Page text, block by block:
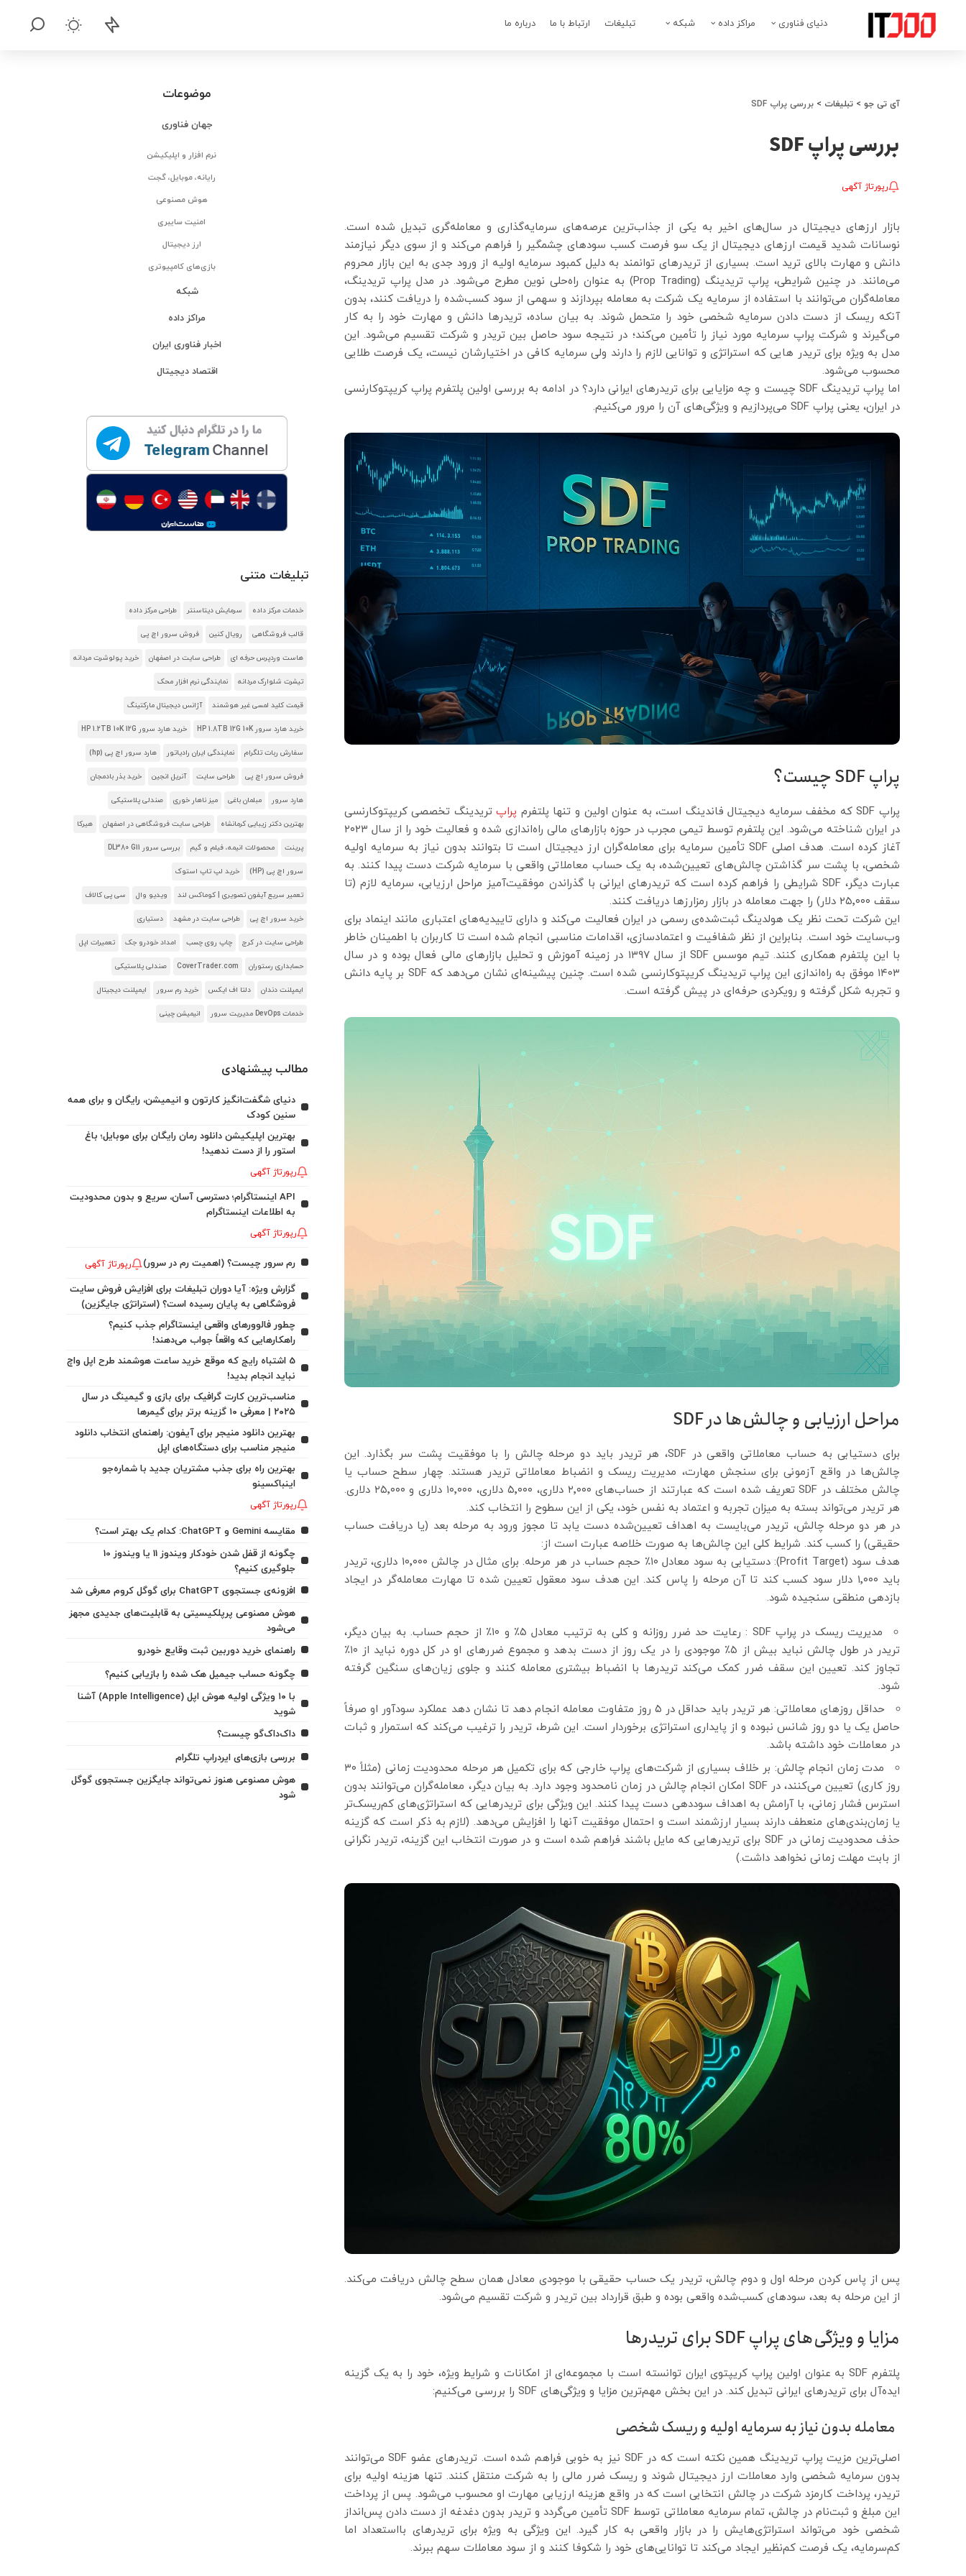
دنیای فناوری مراکز داده شبکه تبلیغات ارتباط با ما درباره ما
آی تی جو > تبلیغات > بررسی پراپ SDF
بررسی پراپ SDF
رپورتاژ آگهی
بازار ارزهای دیجیتال در سال‌های اخیر به یکی از جذاب‌ترین عرصه‌های سرمایه‌گذاری و معامله‌گری تبدیل شده است.
نوسانات شدید قیمت ارزهای دیجیتال از یک سو فرصت کسب سودهای چشمگیر را فراهم می‌کند و از سوی دیگر نیازمند
دانش و مهارت بالای ترید است. بسیاری از تریدرهای توانمند به دلیل کمبود سرمایه اولیه از ورود جدی به این بازار محروم
می‌مانند. در چنین شرایطی، پراپ تریدینگ (Prop Trading) به عنوان راه‌حلی نوین مطرح می‌شود. در مدل پراپ تریدینگ،
معامله‌گران می‌توانند با استفاده از سرمایه یک شرکت به معامله بپردازند و سهمی از سود کسب‌شده را دریافت کنند، بدون
آنکه ریسک از دست دادن سرمایه شخصی خود را متحمل شوند. به بیان ساده، تریدرها دانش و مهارت خود را به کار
می‌گیرند و شرکت پراپ سرمایه مورد نیاز را تأمین می‌کند؛ در نتیجه سود حاصل بین تریدر و شرکت تقسیم می‌شود. این
مدل به ویژه برای تریدر هایی که استراتژی و توانایی لازم را دارند ولی سرمایه کافی در اختیارشان نیست، یک فرصت طلایی
محسوب می‌شود.
اما پراپ تریدینگ SDF چیست و چه مزایایی برای تریدرهای ایرانی دارد؟ در ادامه به بررسی اولین پلتفرم پراپ کریپتوکارنسی
در ایران، یعنی پراپ SDF می‌پردازیم و ویژگی‌های آن را مرور می‌کنیم.
پراپ SDF چیست؟
پراپ SDF که مخفف سرمایه دیجیتال فاندینگ است، به عنوان اولین و تنها پلتفرم پراپتریدینگ تخصصی کریپتوکارنسی
در ایران شناخته می‌شود. این پلتفرم توسط تیمی مجرب در حوزه بازارهای مالی راه‌اندازی شده و فعالیت خود را از سال ۲۰۲۳
آغاز کرده است. هدف اصلی SDF تأمین سرمایه برای معامله‌گران ارز دیجیتال است تا بتوانند بدون نیاز به سرمایه اولیه
شخصی، با پشت سر گذاشتن چالش‌های تعیین‌شده، به یک حساب معاملاتی واقعی با سرمایه شرکت دست پیدا کنند. به
عبارت دیگر، SDF شرایطی را فراهم کرده است که تریدرهای ایرانی با گذراندن موفقیت‌آمیز مراحل ارزیابی، سرمایه لازم (تا
سقف ۲۵٬۰۰۰ دلار) را جهت معامله در بازار رمزارزها دریافت کنند.
این شرکت تحت نظر یک هولدینگ ثبت‌شده‌ی رسمی در ایران فعالیت می‌کند و دارای تاییدیه‌های اعتباری مانند اینماد برای
وب‌سایت خود است. بنابراین از نظر شفافیت و اعتمادسازی، اقدامات مناسبی انجام شده است تا کاربران با اطمینان خاطر
با این پلتفرم همکاری کنند. تیم موسس SDF از سال ۱۳۹۷ در زمینه آموزش و تحلیل بازارهای مالی فعال بوده و در سال
۱۴۰۳ موفق به راه‌اندازی این پراپ تریدینگ کریپتوکارنسی شده است. چنین پیشینه‌ای نشان می‌دهد که SDF بر پایه دانش
و تجربه شکل گرفته و رویکردی حرفه‌ای در پیش گرفته است.
مراحل ارزیابی و چالش‌ها در SDF
برای دستیابی به حساب معاملاتی واقعی در SDF، هر تریدر باید دو مرحله چالش را با موفقیت پشت سر بگذارد. این
چالش‌ها در واقع آزمونی برای سنجش مهارت، مدیریت ریسک و انضباط معاملاتی تریدر هستند. چهار سطح حساب یا
چالش مختلف در SDF تعریف شده است که عبارتند از حساب‌های ۲٬۰۰۰ دلاری، ۵٬۰۰۰ دلاری، ۱۰٬۰۰۰ دلاری و ۲۵٬۰۰۰ دلاری.
هر تریدر می‌تواند بسته به میزان تجربه و اعتماد به نفس خود، یکی از این سطوح را انتخاب کند.
در هر دو مرحله چالش، تریدر می‌بایست به اهداف تعیین‌شده دست یابد تا مجوز ورود به مرحله بعد (یا دریافت حساب
حقیقی) را کسب کند. شرایط کلی این چالش‌ها به صورت خلاصه عبارت است از:
هدف سود (Profit Target): دستیابی به سود معادل ۱۰٪ حجم حساب در هر مرحله. برای مثال در چالش ۱۰٬۰۰۰ دلاری، تریدر
باید ۱٬۰۰۰ دلار سود کسب کند تا آن مرحله را پاس کند. این هدف سود معقول تعیین شده تا مهارت معامله‌گر در ایجاد
بازدهی منطقی سنجیده شود.
مدیریت ریسک در پراپ SDF : رعایت حد ضرر روزانه و کلی به ترتیب معادل ۵٪ و ۱۰٪ از حجم حساب. به بیان دیگر،
تریدر در طول چالش نباید بیش از ۵٪ موجودی را در یک روز از دست بدهد و مجموع ضررهای او در کل دوره نباید از ۱۰٪
تجاوز کند. تعیین این سقف ضرر کمک می‌کند تریدرها با انضباط بیشتری معامله کنند و جلوی زیان‌های سنگین گرفته
شود.
حداقل روزهای معاملاتی: هر تریدر باید حداقل در ۵ روز متفاوت معامله انجام دهد تا نشان دهد عملکرد سودآور او صرفاً
حاصل یک یا دو روز شانس نبوده و از پایداری استراتژی برخوردار است. این شرط، تریدر را ترغیب می‌کند که استمرار و ثبات
در معاملات خود داشته باشد.
مدت زمان انجام چالش: بر خلاف بسیاری از شرکت‌های پراپ خارجی که برای تکمیل هر مرحله محدودیت زمانی (مثلاً ۳۰
روز کاری) تعیین می‌کنند، در SDF امکان انجام چالش در زمان نامحدود وجود دارد. به بیان دیگر، معامله‌گران می‌توانند بدون
استرس فشار زمانی، با آرامش به اهداف سوددهی دست پیدا کنند. این ویژگی برای تریدرهایی که استراتژی‌های کم‌ریسک‌تر
یا زمان‌بندی‌های منعطف دارند بسیار ارزشمند است و احتمال موفقیت آنها را افزایش می‌دهد. (لازم به ذکر است که گزینه
حذف محدودیت زمانی در SDF برای تریدرهایی که مایل باشند فراهم شده است و در صورت انتخاب این گزینه، تریدر نگرانی
از بابت مهلت زمانی نخواهد داشت.)
پس از پاس کردن مرحله اول و دوم چالش، تریدر یک حساب حقیقی با موجودی معادل همان سطح چالش دریافت می‌کند.
از این مرحله به بعد، سودهای کسب‌شده واقعی بوده و طبق قرارداد بین تریدر و شرکت تقسیم می‌شود.
مزایا و ویژگی‌های پراپ SDF برای تریدرها
پلتفرم SDF به عنوان اولین پراپ کریپتوی ایران توانسته است با مجموعه‌ای از امکانات و شرایط ویژه، خود را به یک گزینه
ایده‌آل برای تریدرهای ایرانی تبدیل کند. در این بخش مهم‌ترین مزایا و ویژگی‌های SDF را بررسی می‌کنیم:
معامله بدون نیاز به سرمایه اولیه و ریسک شخصی
اصلی‌ترین مزیت پراپ تریدینگ همین نکته است که در SDF نیز به خوبی فراهم شده است. تریدرهای عضو SDF می‌توانند
بدون سرمایه شخصی وارد معاملات ارز دیجیتال شوند و ریسک ضرر مالی را به شرکت منتقل کنند. تنها هزینه اولیه برای
تریدر، پرداخت کارمزد شرکت در چالش انتخابی است که در واقع هزینه ارزیابی مهارت او محسوب می‌شود. پس از پرداخت
این مبلغ و ثبت‌نام در چالش، تمام سرمایه معاملاتی توسط SDF تأمین می‌گردد و تریدر بدون دغدغه از دست دادن پس‌انداز
شخصی خود می‌تواند استراتژی‌هایش را در بازار واقعی به کار گیرد. این ویژگی به ویژه برای تریدرهای بااستعداد اما
کم‌سرمایه، یک فرصت کم‌نظیر ایجاد می‌کند تا توانایی‌های خود را شکوفا کنند و از سود معاملات سهم ببرند.
موضوعات
جهان فناوری
نرم افزار و اپلیکیشن
رایانه، موبایل، گجت
هوش مصنوعی
امنیت سایبری
ارز دیجیتال
بازی‌های کامپیوتری
شبکه
مراکز داده
اخبار فناوری ایران
اقتصاد دیجیتال
تبلیغات متنی
خدمات مرکز داده سرمایش دیتاسنتر طراحی مرکز داده
قالب فروشگاهی رویال کنین فروش سرور اچ پی
هاست وردپرس حرفه ای طراحی سایت در اصفهان خرید پولوشرت مردانه
تیشرت شلوارک مردانه نمایندگی نرم افزار محک
قیمت کلید لمسی غیر هوشمند آژانس دیجیتال مارکتینگ
خرید هارد سرور HP 1.8TB 12G 10K خرید هارد سرور HP 1.2TB 10K 12G
سفارش ربات تلگرام نمایندگی ایران رادیاتور هارد سرور اچ پی (hp)
فروش سرور اچ پی طراحی سایت آنریل انجین خرید بذر بادمجان
هارد سرور مبلمان باغی میز ناهار خوری صندلی پلاستیکی
بهترین دکتر زیبایی کرمانشاه طراحی سایت فروشگاهی در اصفهان هیرکا
پرینت محصولات انیمه، فیلم و گیم بررسی سرور DL380 G11
سرور اچ پی (HP) خرید لپ تاپ استوک
تعمیر سریع آیفون تصویری | کوماکس لند ویدیو وال سی پی کالاف
خرید سرور اچ پی طراحی سایت در مشهد دستیاری
طراحی سایت در کرج چاپ روی چسب امداد خودرو جک تعمیرات اپل
حسابداری رستوران CoverTrader.com صندلی پلاستیکی
ایمپلنت دندان دلتا اف ایکس خرید رم سرور ایمپلنت دیجیتال
خدمات DevOps مدیریت سرور انیمیشن چینی
مطالب پیشنهادی
دنیای شگفت‌انگیز کارتون و انیمیشن، رایگان و برای همه
سنین کودک
بهترین اپلیکیشن دانلود رمان رایگان برای موبایل؛ باغ
استور را از دست ندهید!
رپورتاژ آگهی
API اینستاگرام؛ دسترسی آسان، سریع و بدون محدودیت
به اطلاعات اینستاگرام
رپورتاژ آگهی
رم سرور چیست؟ (اهمیت رم در سرور) رپورتاژ آگهی
گزارش ویژه: آیا دوران تبلیغات برای افزایش فروش سایت
فروشگاهی به پایان رسیده است؟ (استراتژی جایگزین)
چطور فالوورهای واقعی اینستاگرام جذب کنیم؟
راهکارهایی که واقعاً جواب می‌دهند!
5 اشتباه رایج که موقع خرید ساعت هوشمند طرح اپل واچ
نباید انجام بدید!
مناسب‌ترین کارت گرافیک برای بازی و گیمینگ در سال
۲۰۲۵ | معرفی ۱۰ گزینه برتر برای گیمرها
بهترین دانلود منیجر برای آیفون: راهنمای انتخاب دانلود
منیجر مناسب برای دستگاه‌های اپل
بهترین راه برای جذب مشتریان جدید با شماره‌جو
اینباکسینو
رپورتاژ آگهی
مقایسه Gemini و ChatGPT: کدام یک بهتر است؟
چگونه از قفل شدن خودکار ویندوز 11 یا ویندوز 10
جلوگیری کنیم؟
افزونه‌ی جستجوی ChatGPT برای گوگل کروم معرفی شد
هوش مصنوعی پرپلکیسیتی به قابلیت‌های جدیدی مجهز
می‌شود
راهنمای خرید دوربین ثبت وقایع خودرو
چگونه حساب جیمیل هک شده را بازیابی کنیم؟
با ۱۰ ویژگی اولیه هوش اپل (Apple Intelligence) آشنا
شوید
داک‌داک‌گو چیست؟
بررسی بازی‌های ایردراپ تلگرام
هوش مصنوعی هنوز نمی‌تواند جایگزین جستجوی گوگل
شود